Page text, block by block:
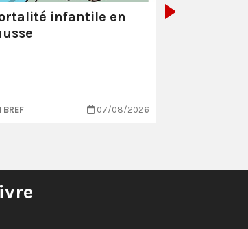
infantile en
BREF 07/08/2026